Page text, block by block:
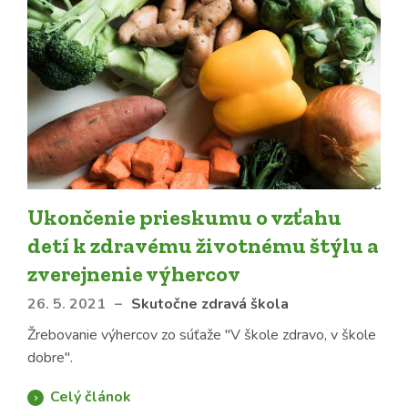
Ukončenie prieskumu o vzťahu
detí k zdravému životnému štýlu a
zverejnenie výhercov
26. 5. 2021 – Skutočne zdravá škola
Žrebovanie výhercov zo súťaže "V škole zdravo, v škole
dobre".
Celý článok